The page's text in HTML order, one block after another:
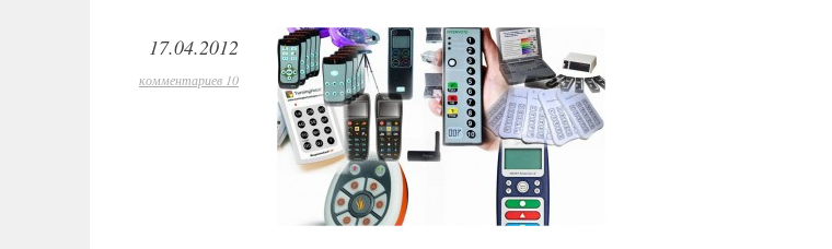
17.04.2012
комментариев 10